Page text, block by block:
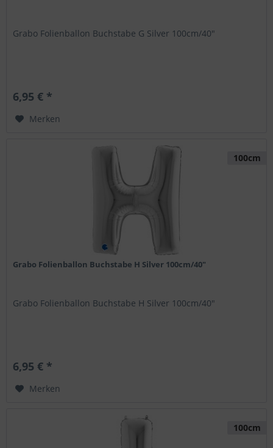
Grabo Folienballon Buchstabe G Silver 100cm/40"
6,95 € *
Merken
100cm
Grabo Folienballon Buchstabe H Silver 100cm/40"
Grabo Folienballon Buchstabe H Silver 100cm/40"
6,95 € *
Merken
100cm